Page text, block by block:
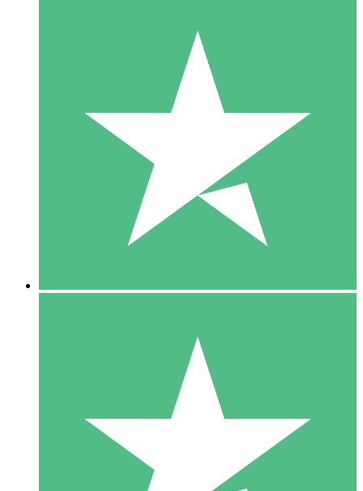
Individuelle Credit-Pakete
Zahlen Sie nach Bedarf mit Download-Credits. Keine
monatliche Verpflichtung erforderlich.
10 00
10 Downloads
20 00